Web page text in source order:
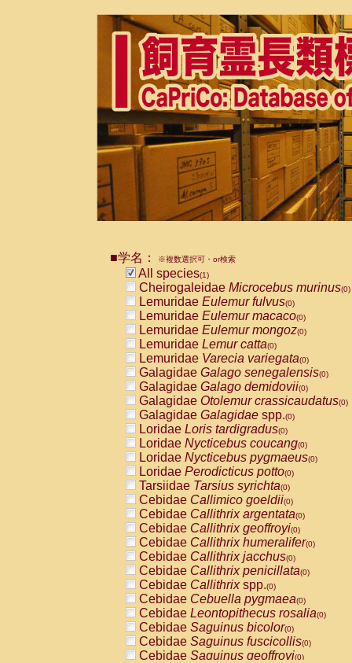
■学名： ※複数選択可・or検索
All species(1)
Cheirogaleidae Microcebus murinus(0)
Lemuridae Eulemur fulvus(0)
Lemuridae Eulemur macaco(0)
Lemuridae Eulemur mongoz(0)
Lemuridae Lemur catta(0)
Lemuridae Varecia variegata(0)
Galagidae Galago senegalensis(0)
Galagidae Galago demidovii(0)
Galagidae Otolemur crassicaudatus(0)
Galagidae Galagidae spp.(0)
Loridae Loris tardigradus(0)
Loridae Nycticebus coucang(0)
Loridae Nycticebus pygmaeus(0)
Loridae Perodicticus potto(0)
Tarsiidae Tarsius syrichta(0)
Cebidae Callimico goeldii(0)
Cebidae Callithrix argentata(0)
Cebidae Callithrix geoffroyi(0)
Cebidae Callithrix humeralifer(0)
Cebidae Callithrix jacchus(0)
Cebidae Callithrix penicillata(0)
Cebidae Callithrixspp.(0)
Cebidae Cebuella pygmaea(0)
Cebidae Leontopithecus rosalia(0)
Cebidae Saguinus bicolor(0)
Cebidae Saguinus fuscicollis(0)
Cebidae Saguinus geoffroyi(0)